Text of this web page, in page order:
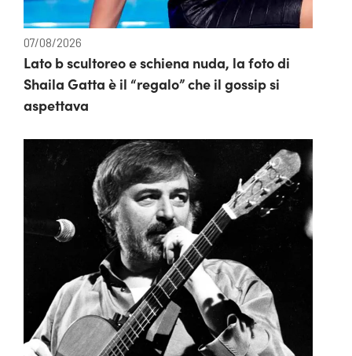
07/08/2026
Lato b scultoreo e schiena nuda, la foto di
Shaila Gatta è il “regalo” che il gossip si
aspettava